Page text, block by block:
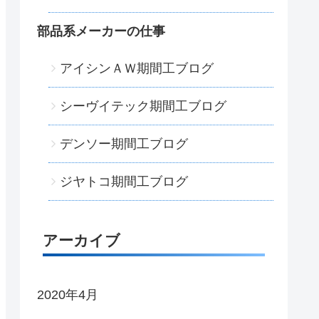
部品系メーカーの仕事
アイシンＡＷ期間工ブログ
シーヴイテック期間工ブログ
デンソー期間工ブログ
ジヤトコ期間工ブログ
アーカイブ
2020年4月